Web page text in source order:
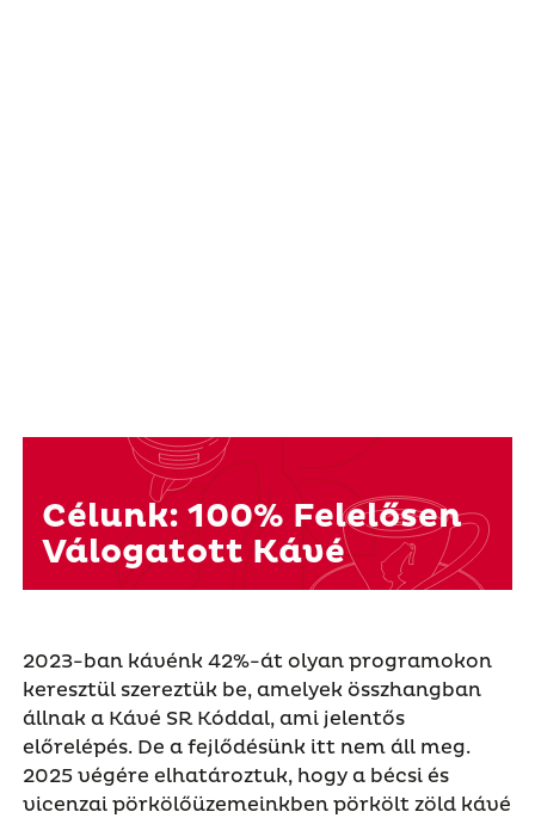
2023-ban kávénk 42%-át olyan programokon
keresztül szereztük be, amelyek összhangban
állnak a Kávé SR Kóddal, ami jelentős
előrelépés. De a fejlődésünk itt nem áll meg.
2025 végére elhatároztuk, hogy a bécsi és
vicenzai pörkölőüzemeinkben pörkölt zöld kávé
Célunk: 100% Felelősen
Válogatott Kávé